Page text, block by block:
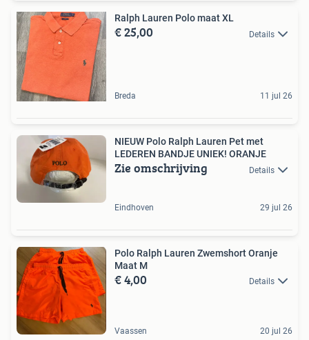
Ralph Lauren Polo maat XL
€ 25,00 Details
Breda 11 jul 26
NIEUW Polo Ralph Lauren Pet met
LEDEREN BANDJE UNIEK! ORANJE
Zie omschrijving Details
Eindhoven 29 jul 26
Polo Ralph Lauren Zwemshort Oranje
Maat M
€ 4,00 Details
Vaassen 20 jul 26